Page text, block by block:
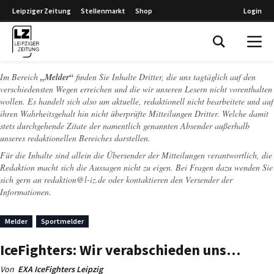
Leipziger Zeitung Stellenmarkt Shop Login
Im Bereich „Melder“ finden Sie Inhalte Dritter, die uns tagtäglich auf den
verschiedensten Wegen erreichen und die wir unseren Lesern nicht vorenthalten
wollen. Es handelt sich also um aktuelle, redaktionell nicht bearbeitete und auf
ihren Wahrheitsgehalt hin nicht überprüfte Mitteilungen Dritter. Welche damit
stets durchgehende Zitate der namentlich genannten Absender außerhalb
unseres redaktionellen Bereiches darstellen.
Für die Inhalte sind allein die Übersender der Mitteilungen verantwortlich, die
Redaktion macht sich die Aussagen nicht zu eigen. Bei Fragen dazu wenden Sie
sich gern an redaktion@l-iz.de oder kontaktieren den Versender der
Informationen.
Melder Sportmelder
IceFighters: Wir verabschieden uns…
Von EXA IceFighters Leipzig